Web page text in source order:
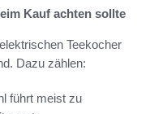
Kauf achten sollte
Teekocher
Dazu zählen:
führt meist zu